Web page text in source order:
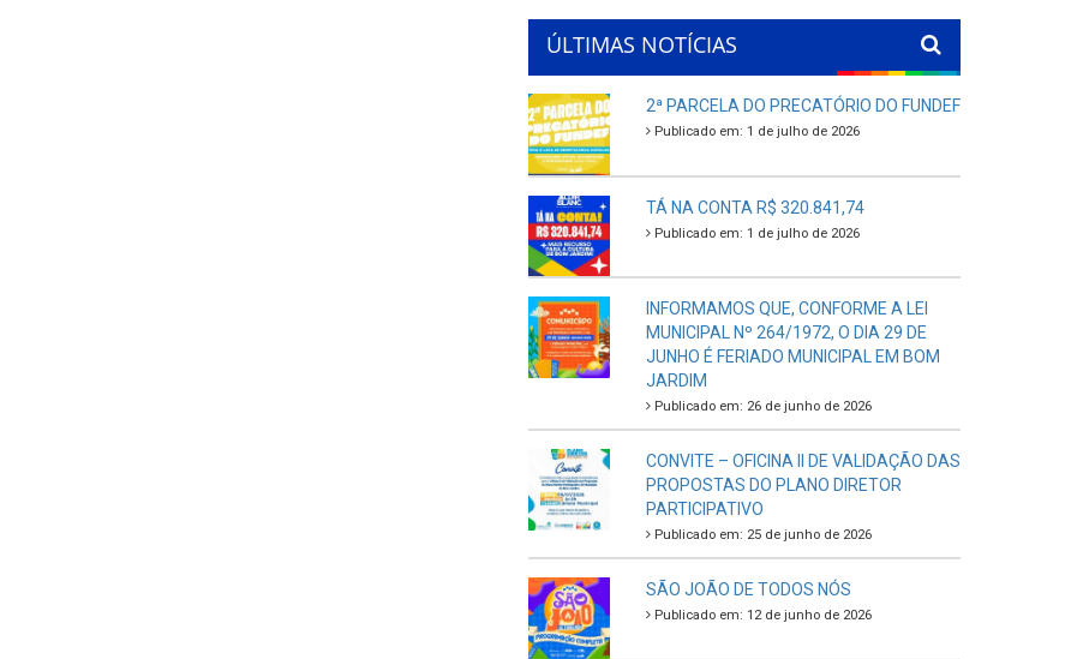
ÚLTIMAS NOTÍCIAS
2ª PARCELA DO PRECATÓRIO DO FUNDEF
Publicado em: 1 de julho de 2026
TÁ NA CONTA R$ 320.841,74
Publicado em: 1 de julho de 2026
INFORMAMOS QUE, CONFORME A LEI
MUNICIPAL Nº 264/1972, O DIA 29 DE
JUNHO É FERIADO MUNICIPAL EM BOM
JARDIM
Publicado em: 26 de junho de 2026
CONVITE – OFICINA II DE VALIDAÇÃO DAS
PROPOSTAS DO PLANO DIRETOR
PARTICIPATIVO
Publicado em: 25 de junho de 2026
SÃO JOÃO DE TODOS NÓS
Publicado em: 12 de junho de 2026